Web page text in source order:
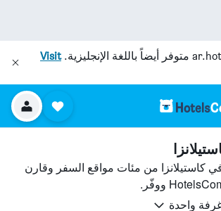
متوفر أيضاً باللغة الإنجليزية.Visit
كاستيلانزا من مئات مواقع السفر وقارن